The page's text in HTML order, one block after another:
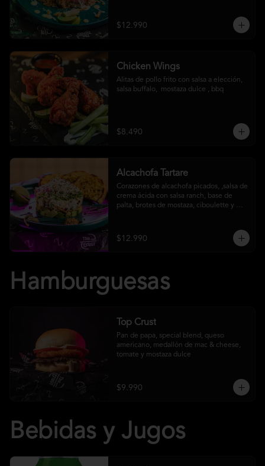
$12.990
Chicken Wings
Alitas de pollo frito con salsa a elección,
salsa buffalo,  mostaza dulce , bbq
$8.490
Alcachofa Tartare
Corazones de alcachofa picados, ,salsa de
crema ácida con salsa ranch, base de
palta, brotes de mostaza, ciboulette y
$12.990
Hamburguesas
Top Crust
Pan de papa, special blend, queso
americano, medallón de mac & cheese,
tomate y mostaza dulce
$9.990
Bebidas y Jugos